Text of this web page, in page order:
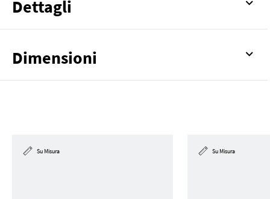
Dettagli
Dimensioni
Su Misura Su Misura